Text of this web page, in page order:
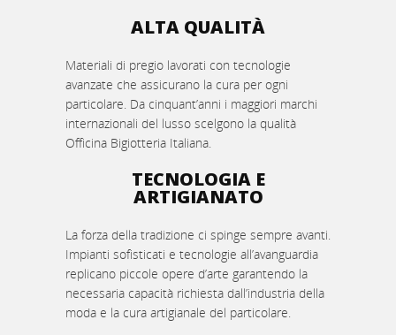
ALTA QUALITÀ
Materiali di pregio lavorati con tecnologie
avanzate che assicurano la cura per ogni
particolare. Da cinquant’anni i maggiori marchi
internazionali del lusso scelgono la qualità
Officina Bigiotteria Italiana.
TECNOLOGIA E
ARTIGIANATO
La forza della tradizione ci spinge sempre avanti.
Impianti sofisticati e tecnologie all’avanguardia
replicano piccole opere d’arte garantendo la
necessaria capacità richiesta dall’industria della
moda e la cura artigianale del particolare.